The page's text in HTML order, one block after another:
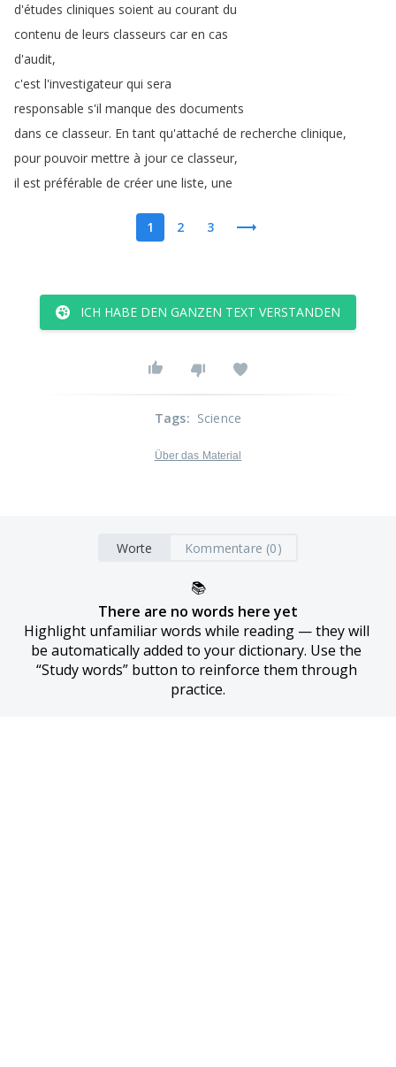
d'études cliniques soient au courant du
contenu de leurs classeurs car en cas
d'audit,
c'est l'investigateur qui sera
responsable s'il manque des documents
dans ce classeur. En tant qu'attaché de recherche clinique,
pour pouvoir mettre à jour ce classeur,
il est préférable de créer une liste, une
1 2 3
ICH HABE DEN GANZEN TEXT VERSTANDEN
Tags: Science
Über das Material
Worte Kommentare (0)
📚
There are no words here yet
Highlight unfamiliar words while reading — they will
be automatically added to your dictionary. Use the
“Study words” button to reinforce them through
practice.